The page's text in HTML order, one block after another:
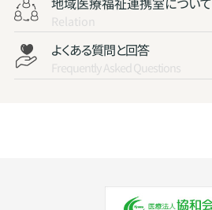
Relation
よくある質問と回答
Frequently Asked Questions